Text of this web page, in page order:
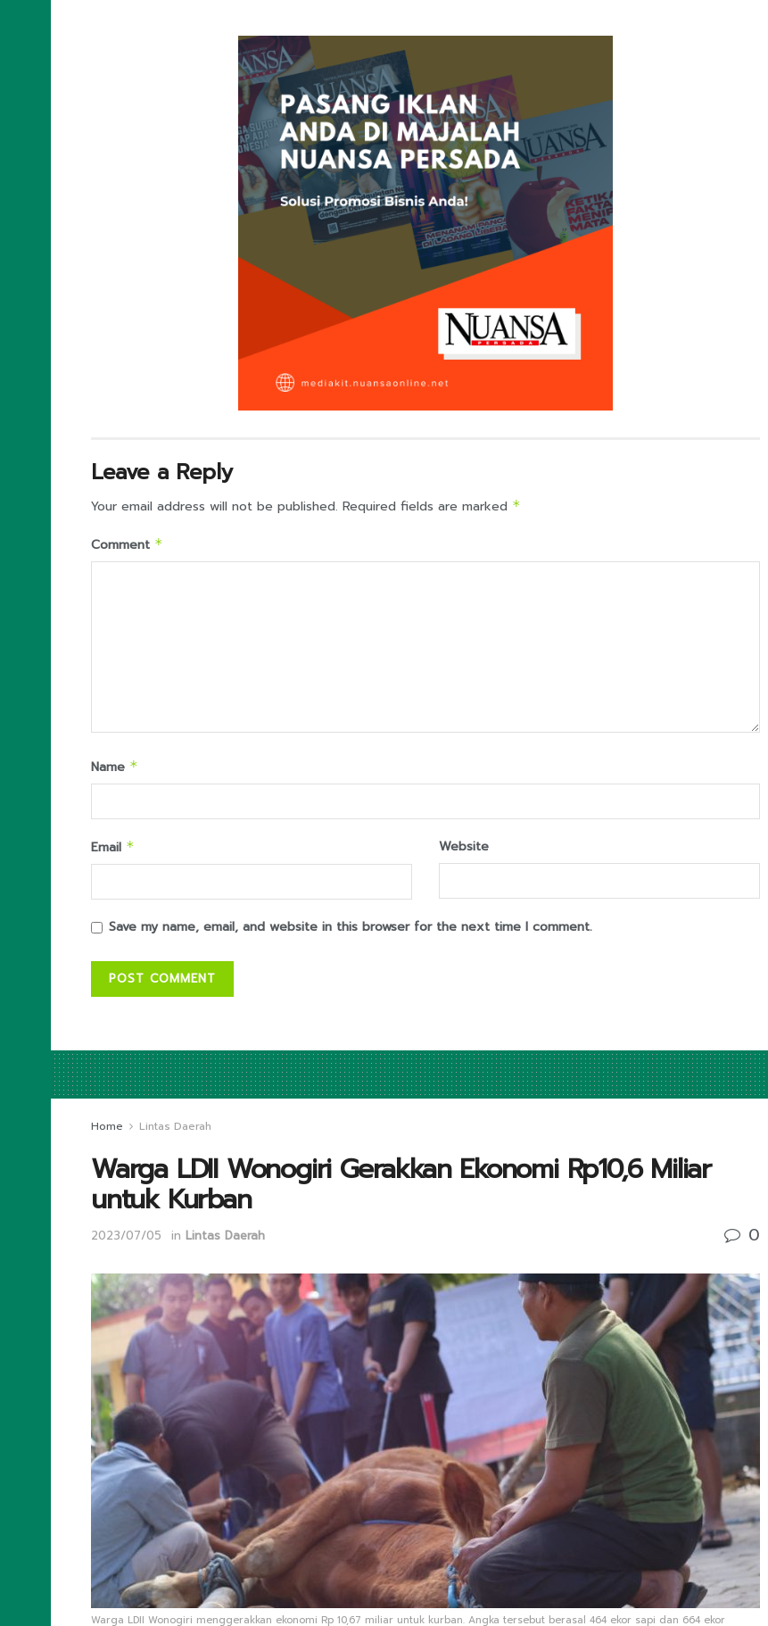
Leave a Reply
Your email address will not be published. Required fields are marked *
Comment *
Name *
Email * Website
Save my name, email, and website in this browser for the next time I comment.
Home Lintas Daerah
Warga LDII Wonogiri Gerakkan Ekonomi Rp10,6 Miliar
untuk Kurban
2023/07/05 in Lintas Daerah 0
Warga LDII Wonogiri menggerakkan ekonomi Rp 10,67 miliar untuk kurban. Angka tersebut berasal 464 ekor sapi dan 664 ekor